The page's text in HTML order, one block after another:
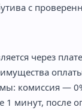
с
через
комиссия —
1 минут, после